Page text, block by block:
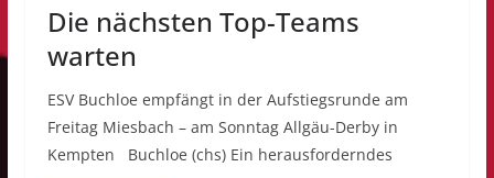
Die nächsten Top-Teams
warten
ESV Buchloe empfängt in der Aufstiegsrunde am
Freitag Miesbach – am Sonntag Allgäu-Derby in
Kempten Buchloe (chs) Ein herausforderndes